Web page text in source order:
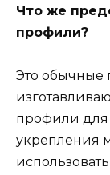
Что же
профили?
Это обычные
профили для
укрепления